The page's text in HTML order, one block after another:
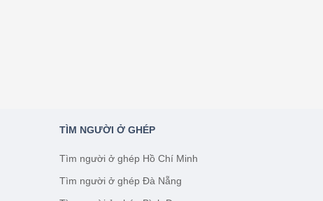
TÌM NGƯỜI Ở GHÉP
Tìm người ở ghép Hồ Chí Minh
Tìm người ở ghép Đà Nẵng